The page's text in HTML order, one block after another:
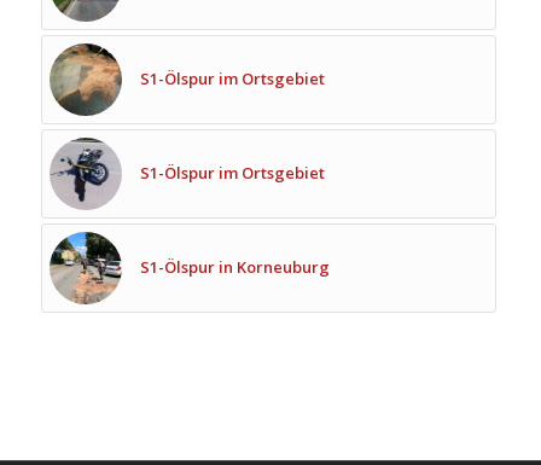
S1-Ölspur im Ortsgebiet
S1-Ölspur im Ortsgebiet
S1-Ölspur in Korneuburg